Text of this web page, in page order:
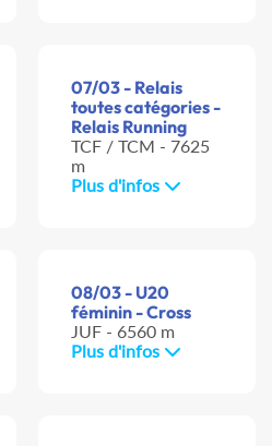
07/03 - Relais
toutes catégories -
Relais Running
TCF / TCM - 7625
m
Plus d'infos
08/03 - U20
féminin - Cross
JUF - 6560 m
Plus d'infos